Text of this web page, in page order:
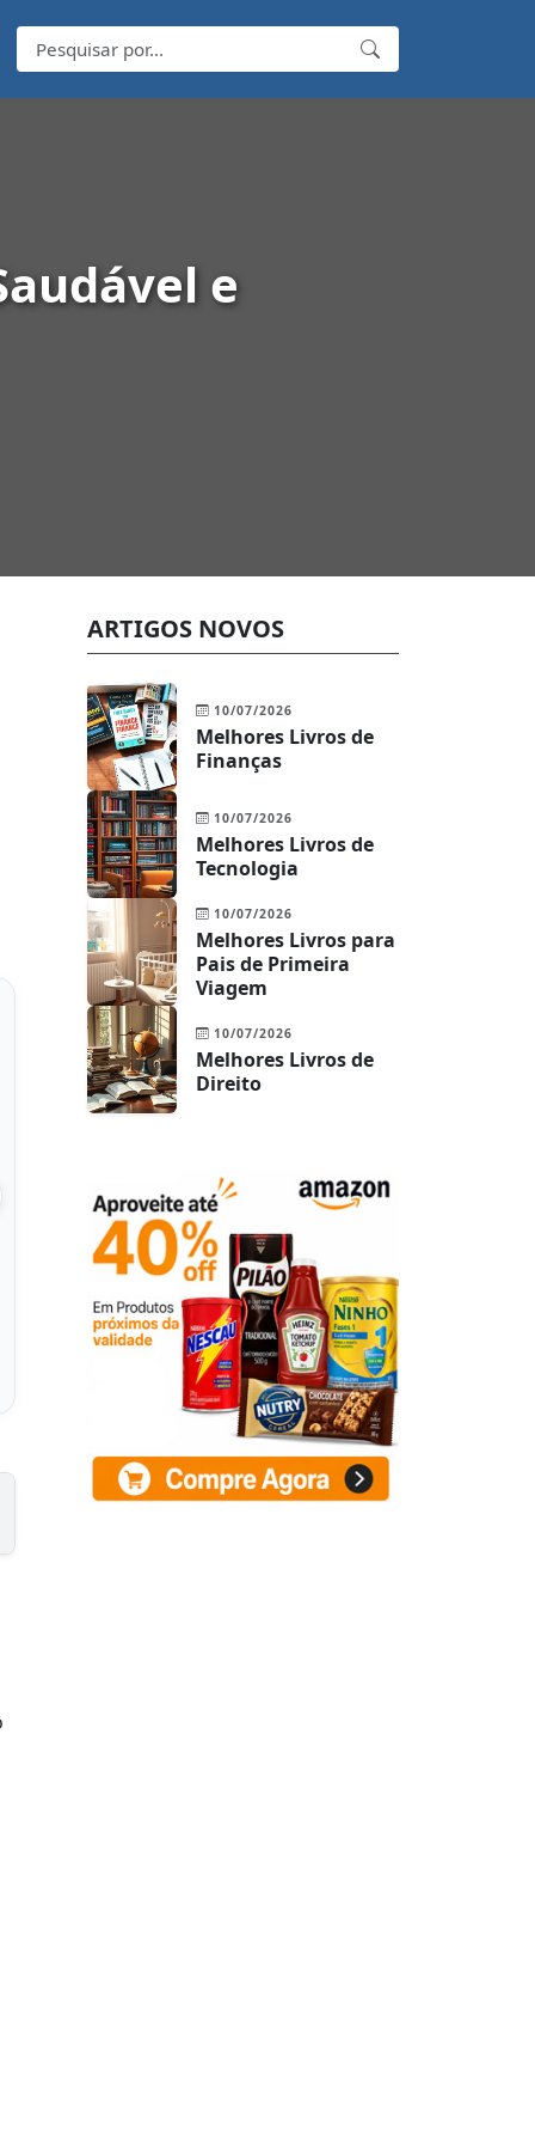
e
Granulada
Akio Tapioca 1Kg
Ver na Amazon
ARTIGOS NOVOS
10/07/2026
Melhores Livros de
Finanças
10/07/2026
Melhores Livros de
Tecnologia
10/07/2026
Melhores Livros para
Pais de Primeira
Viagem
10/07/2026
Melhores Livros de
Direito